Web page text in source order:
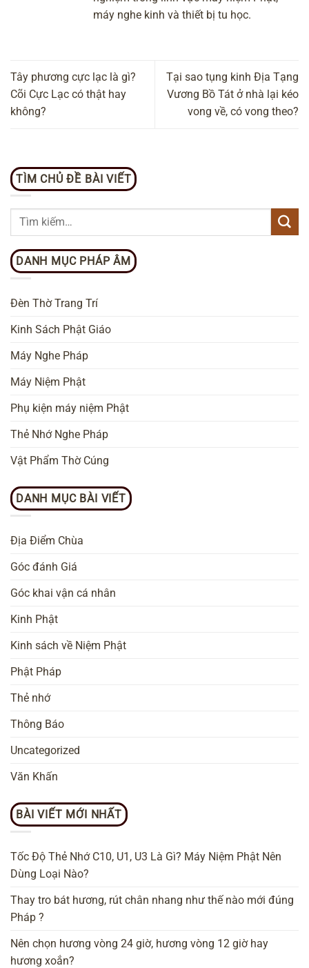
máy nghe kinh và thiết bị tu học.
Tây phương cực lạc là gì?
Cõi Cực Lạc có thật hay
không?
Tại sao tụng kinh Địa Tạng
Vương Bồ Tát ở nhà lại kéo
vong về, có vong theo?
TÌM CHỦ ĐỀ BÀI VIẾT
DANH MỤC PHÁP ÂM
Đèn Thờ Trang Trí
Kinh Sách Phật Giáo
Máy Nghe Pháp
Máy Niệm Phật
Phụ kiện máy niệm Phật
Thẻ Nhớ Nghe Pháp
Vật Phẩm Thờ Cúng
DANH MỤC BÀI VIẾT
Địa Điểm Chùa
Góc đánh Giá
Góc khai vận cá nhân
Kinh Phật
Kinh sách về Niệm Phật
Phật Pháp
Thẻ nhớ
Thông Báo
Uncategorized
Văn Khấn
BÀI VIẾT MỚI NHẤT
Tốc Độ Thẻ Nhớ C10, U1, U3 Là Gì? Máy Niệm Phật Nên
Dùng Loại Nào?
Thay tro bát hương, rút chân nhang như thế nào mới đúng
Pháp ?
Nên chọn hương vòng 24 giờ, hương vòng 12 giờ hay
hương xoắn?